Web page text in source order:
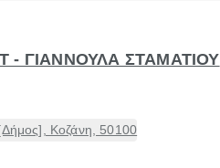
- ΓΙΑΝΝΟΥΛΑ ΣΤΑΜΑΤΙΟΥ
Κοζάνη, 50100